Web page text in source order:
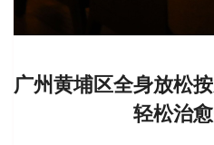
广州黄埔区全身放松
轻松治